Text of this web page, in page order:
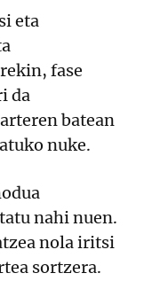
eta
fase
da
batean
nuke.
nahi nuen.
nola iritsi
sortzera.